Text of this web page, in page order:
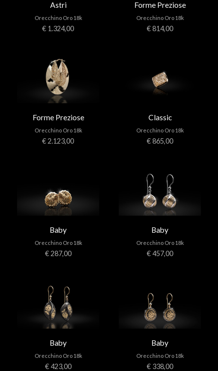
Astri
Orecchino Oro 18k
€ 1.324,00
Forme Preziose
Orecchino Oro 18k
€ 814,00
Forme Preziose
Orecchino Oro 18k
€ 2.123,00
Classic
Orecchino Oro 18k
€ 865,00
Baby
Orecchino Oro 18k
€ 287,00
Baby
Orecchino Oro 18k
€ 457,00
Baby
Orecchino Oro 18k
€ 423,00
Baby
Orecchino Oro 18k
€ 338,00